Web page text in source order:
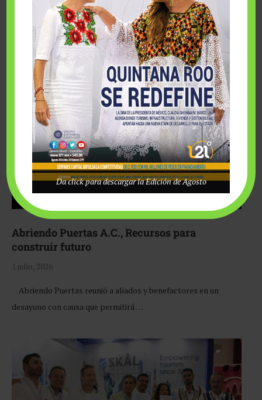
Fairmont Mayakoba y Make-A-Wish México unieron
esfuerzos para hacer realidad el deseo de una …
Abriendo Puertas A.C., Recursos para
construir futuro
1 julio, 2026
Abriendo Puertas reunió a aliados y benefactores en un
desayuno con causa que permitirá …
Da click para descargar la Edición de Agosto